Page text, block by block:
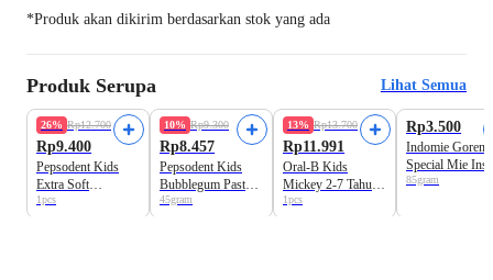
*Produk akan dikirim berdasarkan stok yang ada
Produk Serupa Lihat Semua
26% Rp12.700
Rp9.400
Pepsodent Kids
Extra Soft
Toothbrush
1pcs
10% Rp9.300
Rp8.457
Pepsodent Kids
Bubblegum Pasta
Gigi Anak
45gram
13% Rp13.700
Rp11.991
Oral-B Kids
Mickey 2-7 Tahun
Soft Toothbrush
1pcs
Rp3.500
Indomie Goreng
Special Mie
85gram